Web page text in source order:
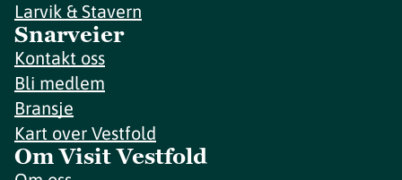
Larvik & Stavern
Snarveier
Kontakt oss
Bli medlem
Bransje
Kart over Vestfold
Om Visit Vestfold